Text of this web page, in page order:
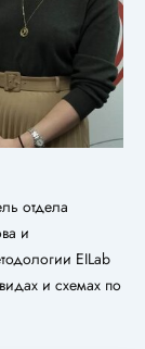
отдела
и
EILab
и схемах по